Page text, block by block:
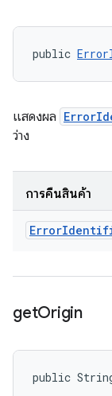
public
แสดงผล
ว่าง
การคืนสินค้า
Error
getOrigin
public